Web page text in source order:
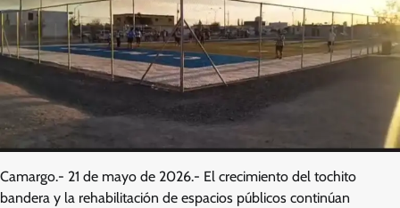
Camargo.- 21 de mayo de 2026.- El crecimiento del tochito
bandera y la rehabilitación de espacios públicos continúan